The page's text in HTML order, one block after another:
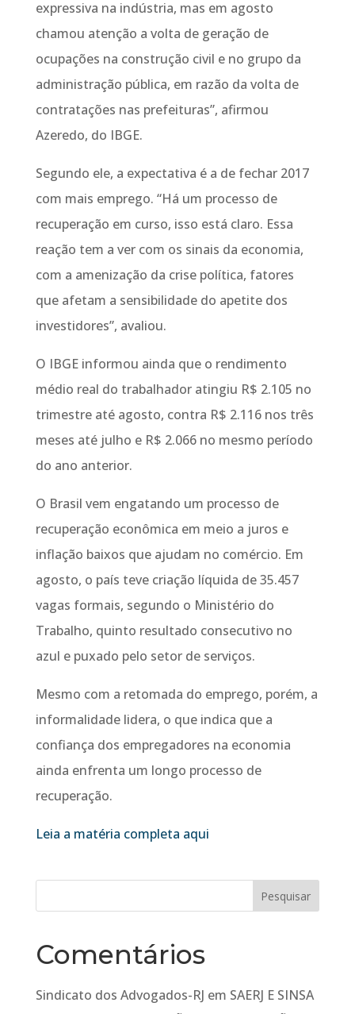
expressiva na indústria, mas em agosto
chamou atenção a volta de geração de
ocupações na construção civil e no grupo da
administração pública, em razão da volta de
contratações nas prefeituras”, afirmou
Azeredo, do IBGE.
Segundo ele, a expectativa é a de fechar 2017
com mais emprego. “Há um processo de
recuperação em curso, isso está claro. Essa
reação tem a ver com os sinais da economia,
com a amenização da crise política, fatores
que afetam a sensibilidade do apetite dos
investidores”, avaliou.
O IBGE informou ainda que o rendimento
médio real do trabalhador atingiu R$ 2.105 no
trimestre até agosto, contra R$ 2.116 nos três
meses até julho e R$ 2.066 no mesmo período
do ano anterior.
O Brasil vem engatando um processo de
recuperação econômica em meio a juros e
inflação baixos que ajudam no comércio. Em
agosto, o país teve criação líquida de 35.457
vagas formais, segundo o Ministério do
Trabalho, quinto resultado consecutivo no
azul e puxado pelo setor de serviços.
Mesmo com a retomada do emprego, porém, a
informalidade lidera, o que indica que a
confiança dos empregadores na economia
ainda enfrenta um longo processo de
recuperação.
Leia a matéria completa aqui
Comentários
Sindicato dos Advogados-RJ em SAERJ E SINSA